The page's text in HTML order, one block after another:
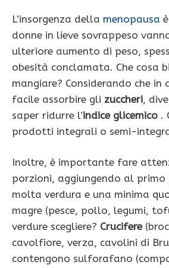
L’insorgenza della menopausa
donne in lieve sovrappeso
ulteriore aumento di peso,
obesità conclamata. Che cosa
mangiare? Considerando che in
facile assorbire gli zuccheri,
saper ridurre l’indice glicemico .
prodotti integrali o semi-
Inoltre, è importante fare
porzioni, aggiungendo al
molta verdura e una minima
magre (pesce, pollo, legumi,
verdure scegliere? Crucifere
cavolfiore, verza, cavolini di
contengono sulforafano